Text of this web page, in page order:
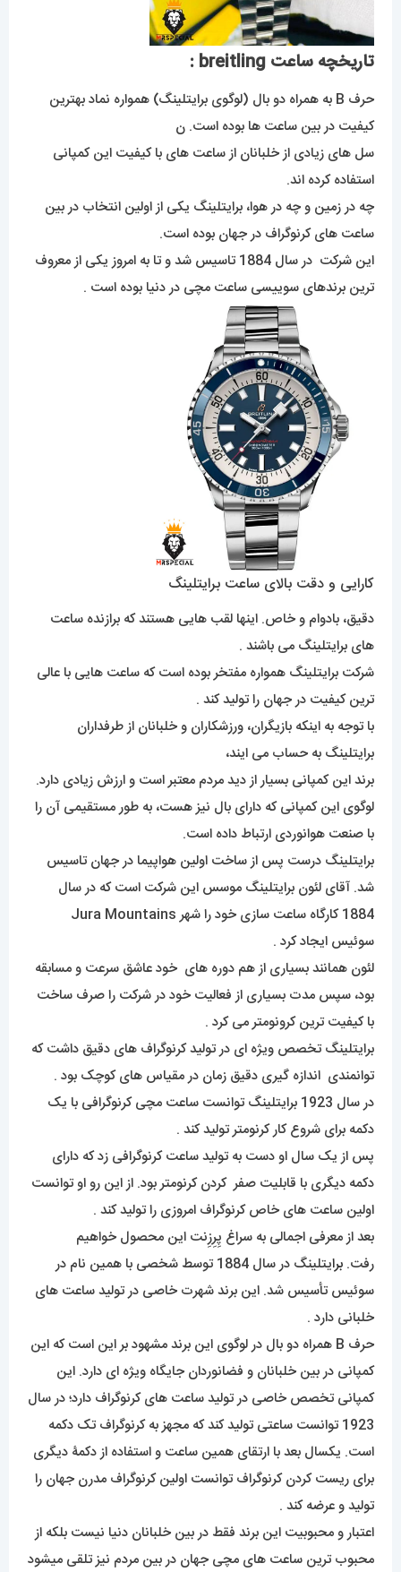
تاریخچه ساعت breitling :
حرف B به همراه دو بال (لوگوی برایتلینگ) همواره نماد بهترین
کیفیت در بین ساعت ها بوده است. ن
سل های زیادی از خلبانان از ساعت های با کیفیت این کمپانی
استفاده کرده اند.
چه در زمین و چه در هوا، برایتلینگ یکی از اولین انتخاب در بین
ساعت های کرنوگراف در جهان بوده است.
این شرکت در سال 1884 تاسیس شد و تا به امروز یکی از معروف
ترین برندهای سوییسی ساعت مچی در دنیا بوده است .
کارایی و دقت بالای ساعت برایتلینگ
دقیق، بادوام و خاص. اینها لقب هایی هستند که برازنده ساعت
های برایتلینگ می باشند .
شرکت برایتلینگ همواره مفتخر بوده است که ساعت هایی با عالی
ترین کیفیت در جهان را تولید کند .
با توجه به اینکه بازیگران، ورزشکاران و خلبانان از طرفداران
برایتلینگ به حساب می ایند،
برند این کمپانی بسیار از دید مردم معتبر است و ارزش زیادی دارد.
لوگوی این کمپانی که دارای بال نیز هست، به طور مستقیمی آن را
با صنعت هوانوردی ارتباط داده است.
برایتلینگ درست پس از ساخت اولین هواپیما در جهان تاسیس
شد. آقای لئون برایتلینگ موسس این شرکت است که در سال
1884 کارگاه ساعت سازی خود را شهر Jura Mountains
سوئیس ایجاد کرد .
لئون همانند بسیاری از هم دوره های خود عاشق سرعت و مسابقه
بود، سپس مدت بسیاری از فعالیت خود در شرکت را صرف ساخت
با کیفیت ترین کرونومتر می کرد .
برایتلینگ تخصص ویژه ای در تولید کرنوگراف های دقیق داشت که
توانمندی اندازه گیری دقیق زمان در مقیاس های کوچک بود .
در سال 1923 برایتلینگ توانست ساعت مچی کرنوگرافی با یک
دکمه برای شروع کار کرنومتر تولید کند .
پس از یک سال او دست به تولید ساعت کرنوگرافی زد که دارای
دکمه دیگری با قابلیت صفر کردن کرنومتر بود. از این رو او توانست
اولین ساعت های خاص کرنوگراف امروزی را تولید کند .
بعد از معرفی اجمالی به سراغ پِرِزِنت این محصول خواهیم
رفت. برا
یتلینگ در سال 1884 توسط شخصی با همین نام در
سوئیس تأسیس شد. این برند شهرت خاصی در تولید ساعت های
خلبانی دارد .
حرف B همراه دو بال در لوگوی این برند مشهود بر این است که این
کمپانی در بین خلبانان و فضانوردان جایگاه ویژه ای دارد. این
کمپانی تخصص خاصی در تولید ساعت های کرنوگراف دارد؛ در سال
1923 توانست ساعتی تولید کند که مجهز به کرنوگراف تک دکمه
است. یکسال بعد با ارتقای همین ساعت و استفاده از دکمۀ دیگری
برای ریست کردن کرنوگراف توانست اولین کرنوگراف مدرن جهان را
تولید و عرضه کند .
اعتبار و محبوبیت این برند فقط در بین خلبانان دنیا نیست بلکه از
محبوب ترین ساعت های مچی جهان در بین مردم نیز تلقی میشود